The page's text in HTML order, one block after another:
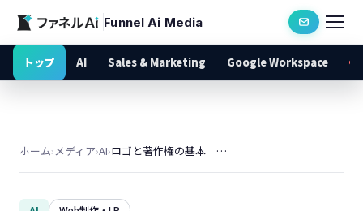
Funnel Ai Media
トップ AI Sales & Marketing Google Workspace
ホーム›メディア›AI› ロゴと著作権の基本｜どこまで保護される？AIロゴ制作・改変・著作権譲渡・商標登録までブランドを守る完全ガイド【2026年5月版】